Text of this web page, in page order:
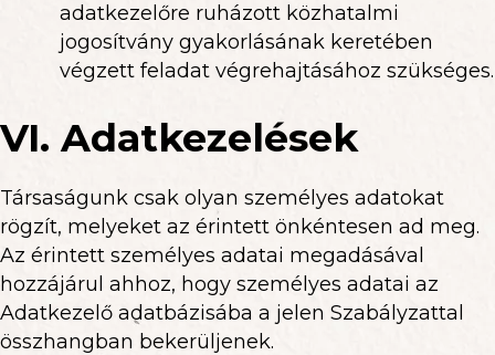
adatkezelőre ruházott közhatalmi
jogosítvány gyakorlásának keretében
végzett feladat végrehajtásához szükséges.
VI. Adatkezelések
Társaságunk csak olyan személyes adatokat
rögzít, melyeket az érintett önkéntesen ad meg.
Az érintett személyes adatai megadásával
hozzájárul ahhoz, hogy személyes adatai az
Adatkezelő adatbázisába a jelen Szabályzattal
összhangban bekerüljenek.